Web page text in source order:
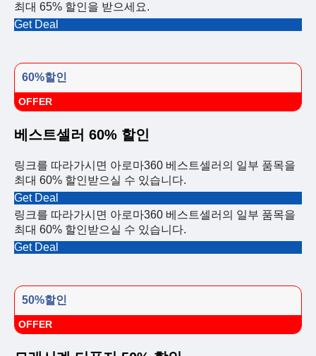
최대 65% 할인을 받으세요.
Get Deal
60%할인
OFFER
베스트셀러 60% 할인
링크를 따라가시면 아로마360 베스트셀러의 일부 품목을
최대 60% 할인받으실 수 있습니다.
Get Deal
링크를 따라가시면 아로마360 베스트셀러의 일부 품목을
최대 60% 할인받으실 수 있습니다.
Get Deal
50%할인
OFFER